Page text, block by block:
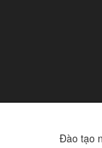
Đào tạo